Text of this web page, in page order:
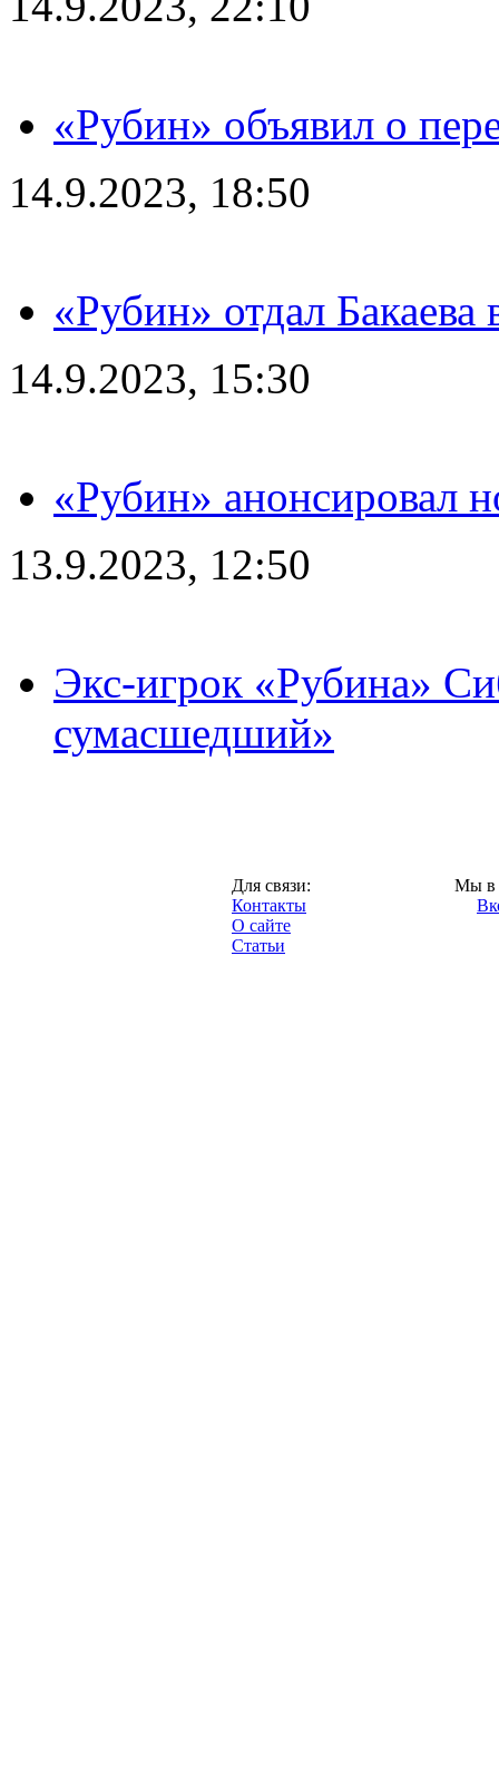
«Рубин» объявил о
14.9.2023, 18:50
«Рубин» отдал
14.9.2023, 15:30
«Рубин» анонсировал
13.9.2023, 12:50
Экс-игрок «Рубина»
сумасшедший»
Для связи:
Контакты
О сайте
Статьи
Мы в